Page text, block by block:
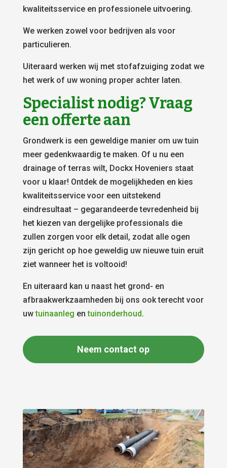
kwaliteitsservice en professionele uitvoering.
We werken zowel voor bedrijven als voor
particulieren.
Uiteraard werken wij met stofafzuiging zodat we
het werk of uw woning proper achter laten.
Specialist nodig? Vraag
een offerte aan
Grondwerk is een geweldige manier om uw tuin
meer gedenkwaardig te maken. Of u nu een
drainage of terras wilt, Dockx Hoveniers staat
voor u klaar! Ontdek de mogelijkheden en kies
kwaliteitsservice voor een uitstekend
eindresultaat – gegarandeerde tevredenheid bij
het kiezen van dergelijke professionals die
zullen zorgen voor elk detail, zodat alle ogen
zijn gericht op hoe geweldig uw nieuwe tuin eruit
ziet wanneer het is voltooid!
En uiteraard kan u naast het grond- en
afbraakwerkzaamheden bij ons ook terecht voor
uwtuinaanleg entuinonderhoud.
Neem contact op